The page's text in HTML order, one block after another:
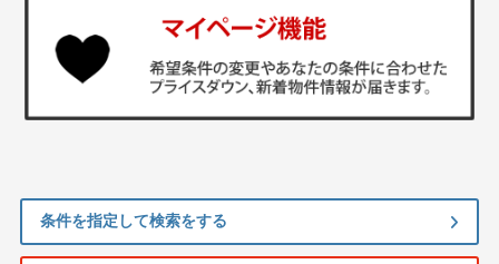
条件を指定して検索をする